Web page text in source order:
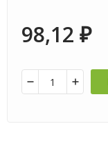
98,12 ₽